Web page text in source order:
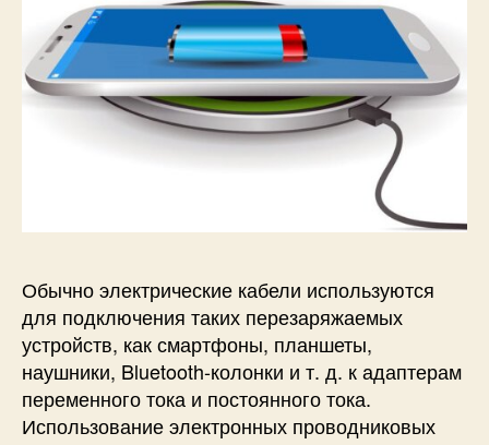
о
г
и
й
б
е
о
д
н
о
й
п
е
Обычно электрические кабели используются
для подключения таких перезаряжаемых
устройств, как смартфоны, планшеты,
наушники, Bluetooth-колонки и т. д. к адаптерам
переменного тока и постоянного тока.
Использование электронных проводниковых